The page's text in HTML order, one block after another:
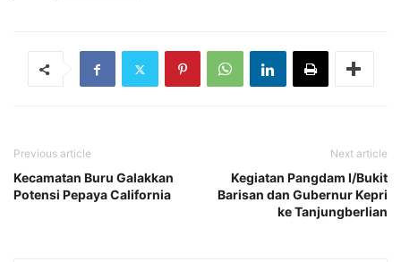
Previous article
Kecamatan Buru Galakkan
Potensi Pepaya California
Next article
Kegiatan Pangdam I/Bukit
Barisan dan Gubernur Kepri
ke Tanjungberlian